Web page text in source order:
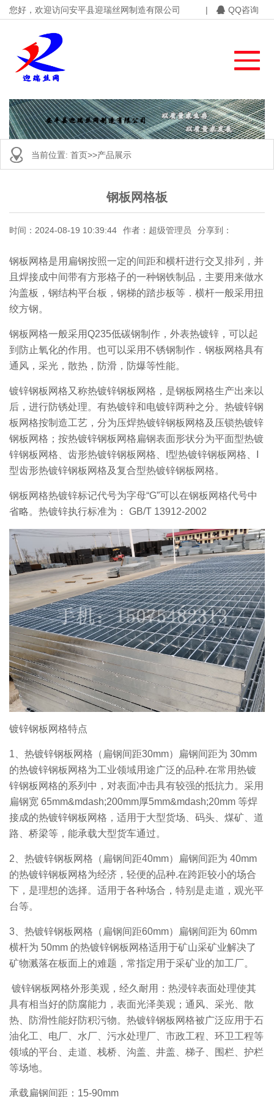
您好，欢迎访问安平县迎瑞丝网制造有限公司 | QQ咨询
当前位置: 首页>>产品展示
钢板网格板
时间：2024-08-19 10:39:44 作者：超级管理员 分享到：
钢板网格是用扁钢按照一定的间距和横杆进行交叉排列，并
且焊接成中间带有方形格子的一种钢铁制品，主要用来做水
沟盖板，钢结构平台板，钢梯的踏步板等．横杆一般采用扭
绞方钢。
钢板网格一般采用Q235低碳钢制作，外表热镀锌，可以起
到防止氧化的作用。也可以采用不锈钢制作．钢板网格具有
通风，采光，散热，防滑，防爆等性能。
镀锌钢板网格又称热镀锌钢板网格，是钢板网格生产出来以
后，进行防锈处理。有热镀锌和电镀锌两种之分。热镀锌钢
板网格按制造工艺，分为压焊热镀锌钢板网格及压锁热镀锌
钢板网格；按热镀锌钢板网格扁钢表面形状分为平面型热镀
锌钢板网格、齿形热镀锌钢板网格、I型热镀锌钢板网格、I
型齿形热镀锌钢板网格及复合型热镀锌钢板网格。
钢板网格热镀锌标记代号为字母“G”可以在钢板网格代号中
省略。热镀锌执行标准为： GB/T 13912-2002
镀锌钢板网格特点
1、热镀锌钢板网格（扁钢间距30mm）扁钢间距为 30mm
的热镀锌钢板网格为工业领域用途广泛的品种.在常用热镀
锌钢板网格的系列中，对表面冲击具有较强的抵抗力。采用
扁钢宽 65mm&mdash;200mm厚5mm&mdash;20mm 等焊
接成的热镀锌钢板网格，适用于大型货场、码头、煤矿、道
路、桥梁等，能承载大型货车通过。
2、热镀锌钢板网格（扁钢间距40mm）扁钢间距为 40mm
的热镀锌钢板网格为经济，轻便的品种.在跨距较小的场合
下，是理想的选择。适用于各种场合，特别是走道，观光平
台等。
3、热镀锌钢板网格（扁钢间距60mm）扁钢间距为 60mm
横杆为 50mm 的热镀锌钢板网格适用于矿山采矿业解决了
矿物溅落在板面上的难题，常指定用于采矿业的加工厂。
镀锌钢板网格外形美观，经久耐用：热浸锌表面处理使其
具有相当好的防腐能力，表面光泽美观；通风、采光、散
热、防滑性能好防积污物。热镀锌钢板网格被广泛应用于石
油化工、电厂、水厂、污水处理厂、市政工程、环卫工程等
领域的平台、走道、栈桥、沟盖、井盖、梯子、围栏、护栏
等场地。
承载扁钢间距：15-90mm